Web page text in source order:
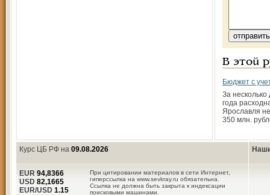
В этой
Бюджет с
За
года
Ярославля
350 млн.
Курс ЦБ РФ на 09.08.2026
При цитировании материалов в сети Интернет,
гиперссылка на www.sevkray.ru обязательна.
Ссылка не должна быть закрыта к индексации
поисковыми машинами.
EUR 94,8366
USD 82,1665
EUR/USD 1.15